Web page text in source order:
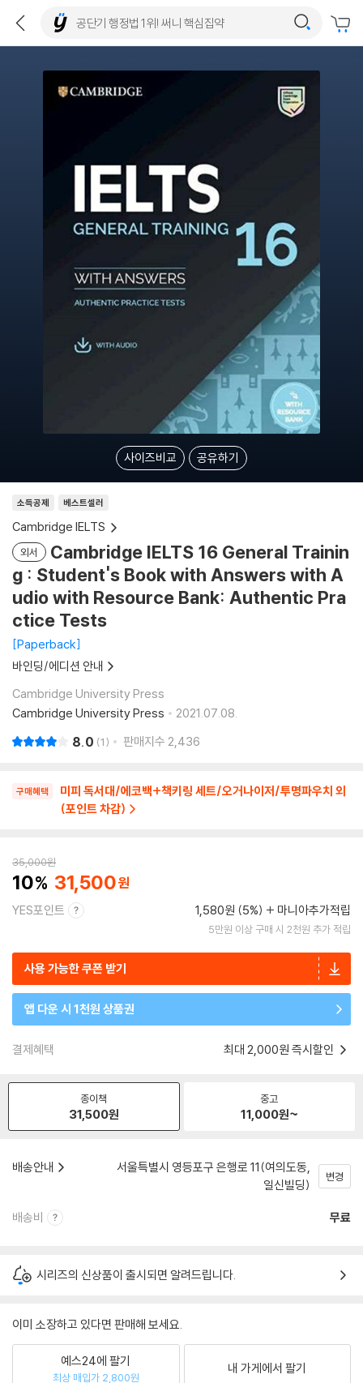
사이즈비교 공유하기
소득공제 베스트셀러
Cambridge IELTS
외서
Cambridge IELTS 16 General Trainin
g : Student's Book with Answers with A
udio with Resource Bank: Authentic Pra
ctice Tests
Paperback
바인딩/에디션 안내
Cambridge University Press
Cambridge University Press
2021.07.08.
8.0 1 판매지수 2,436
구매혜택
미피 독서대/에코백+책키링 세트/오거나이저/투명파우치 외
(포인트 차감)
35,000원
10 31,500
YES포인트 1,580원 (5%) 마니아추가적립
5만원 이상 구매 시 2천원 추가 적립
사용 가능한 쿠폰 받기
앱 다운 시 1천원 상품권
결제혜택 최대 2,000원 즉시할인
종이책
31,500원
중고
11,000원~
배송안내
서울특별시 영등포구 은행로 11(여의도동,
일신빌딩)
변경
배송비 무료
시리즈의 신상품이 출시되면 알려드립니다.
이미 소장하고 있다면 판매해 보세요.
예스24에 팔기
최상 매입가 2,800원
내 가게에서 팔기